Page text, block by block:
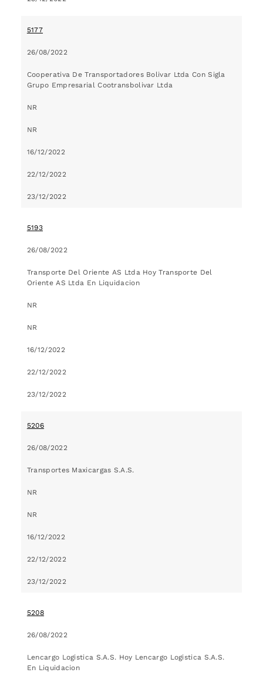
5177
26/08/2022
Cooperativa De Transportadores Bolivar Ltda Con Sigla
Grupo Empresarial Cootransbolivar Ltda
NR
NR
16/12/2022
22/12/2022
23/12/2022
5193
26/08/2022
Transporte Del Oriente AS Ltda Hoy Transporte Del
Oriente AS Ltda En Liquidacion
NR
NR
16/12/2022
22/12/2022
23/12/2022
5206
26/08/2022
Transportes Maxicargas S.A.S.
NR
NR
16/12/2022
22/12/2022
23/12/2022
5208
26/08/2022
Lencargo Logistica S.A.S. Hoy Lencargo Logistica S.A.S.
En Liquidacion